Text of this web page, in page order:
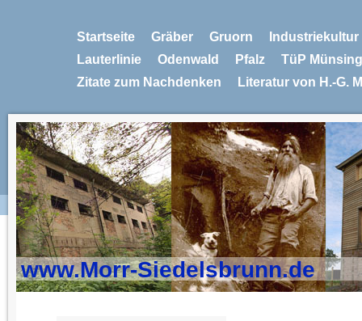
Startseite Gräber Gruorn
Industriekultur
Lauterlinie
Odenwald Pfalz
TüP
Zitate zum Nachdenken
Literatur von H.-G.
www.Morr-Siedelsbrunn.de